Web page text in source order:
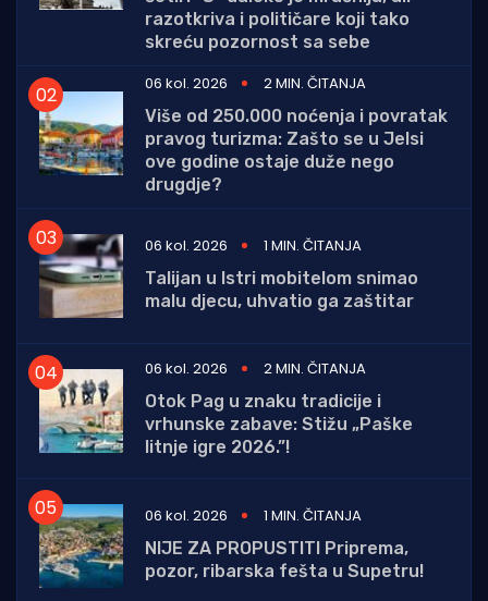
razotkriva i političare koji tako
skreću pozornost sa sebe
06 kol. 2026
2 MIN. ČITANJA
Više od 250.000 noćenja i povratak
pravog turizma: Zašto se u Jelsi
ove godine ostaje duže nego
drugdje?
06 kol. 2026
1 MIN. ČITANJA
Talijan u Istri mobitelom snimao
malu djecu, uhvatio ga zaštitar
06 kol. 2026
2 MIN. ČITANJA
Otok Pag u znaku tradicije i
vrhunske zabave: Stižu „Paške
litnje igre 2026.”!
06 kol. 2026
1 MIN. ČITANJA
NIJE ZA PROPUSTITI Priprema,
pozor, ribarska fešta u Supetru!